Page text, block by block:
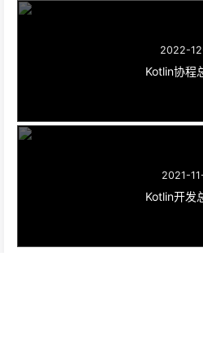
2022-
Kotlin协程
2021-
Kotlin开发